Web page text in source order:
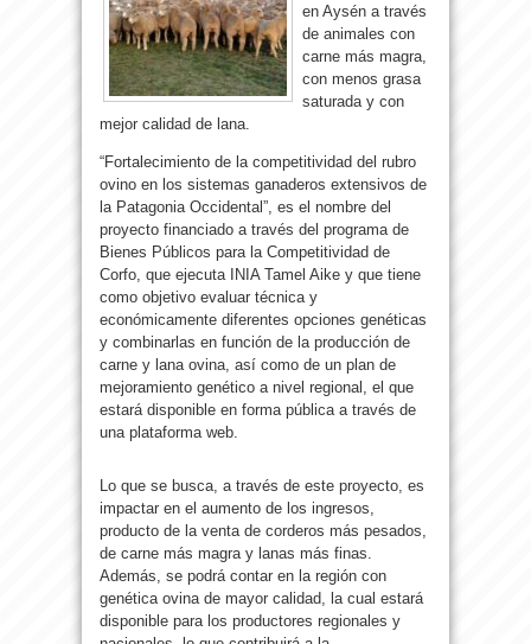
en Aysén a través
de animales con
carne más magra,
con menos grasa
saturada y con
mejor calidad de lana.
“Fortalecimiento de la competitividad del rubro
ovino en los sistemas ganaderos extensivos de
la Patagonia Occidental”, es el nombre del
proyecto financiado a través del programa de
Bienes Públicos para la Competitividad de
Corfo, que ejecuta INIA Tamel Aike y que tiene
como objetivo evaluar técnica y
económicamente diferentes opciones genéticas
y combinarlas en función de la producción de
carne y lana ovina, así como de un plan de
mejoramiento genético a nivel regional, el que
estará disponible en forma pública a través de
una plataforma web.
Lo que se busca, a través de este proyecto, es
impactar en el aumento de los ingresos,
producto de la venta de corderos más pesados,
de carne más magra y lanas más finas.
Además, se podrá contar en la región con
genética ovina de mayor calidad, la cual estará
disponible para los productores regionales y